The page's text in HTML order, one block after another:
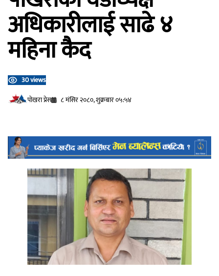
अधिकारीलाई साढे ४
महिना कैद
30 views
प‍ोखरा प्रेस
८ मंसिर २०८०, शुक्रबार ०५:५४